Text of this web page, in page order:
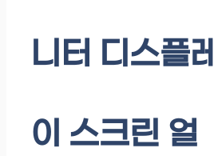
니터 디스플레
이 스크린 얼